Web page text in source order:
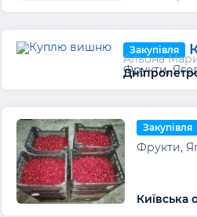
Закупівля
Фрукти,
Альона
Закупівля
Фрукти,
Київська